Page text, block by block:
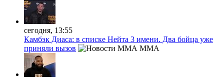
сегодня, 13:55
Камбэк Диаса: в списке Нейта 3 имени. Два бойца уже
приняли вызов
MMA